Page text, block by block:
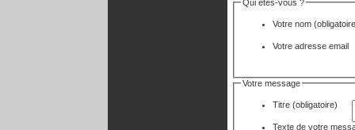
Qui êtes-vous ?
Votre nom
Votre adresse email
Votre message
Titre (obligatoire)